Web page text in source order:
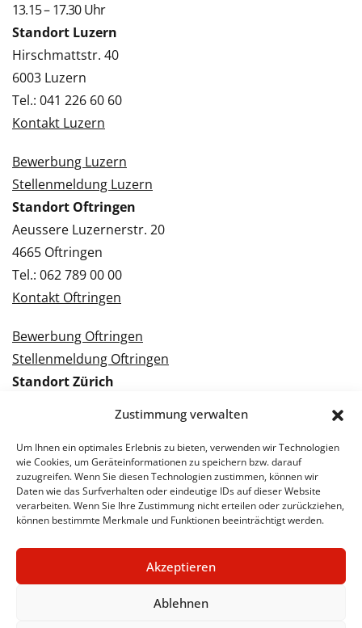
Zustimmung verwalten
Um Ihnen ein optimales Erlebnis zu bieten, verwenden wir Technologien
wie Cookies, um Geräteinformationen zu speichern bzw. darauf
zuzugreifen. Wenn Sie diesen Technologien zustimmen, können wir
Daten wie das Surfverhalten oder eindeutige IDs auf dieser Website
verarbeiten. Wenn Sie Ihre Zustimmung nicht erteilen oder zurückziehen,
können bestimmte Merkmale und Funktionen beeinträchtigt werden.
Akzeptieren
Ablehnen
13.15 – 17.30 Uhr
Standort Luzern
Hirschmattstr. 40
6003 Luzern
Tel.: 041 226 60 60
Kontakt Luzern
Bewerbung Luzern
Stellenmeldung Luzern
Standort Oftringen
Aeussere Luzernerstr. 20
4665 Oftringen
Tel.: 062 789 00 00
Kontakt Oftringen
Bewerbung Oftringen
Stellenmeldung Oftringen
Standort Zürich
Tel.: 043 288 38 88
Kontakt Zürich
Bewerbung Zürich
ImpressumDatenschutzerklärung